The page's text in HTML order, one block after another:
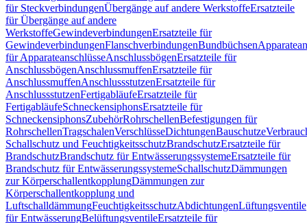
für SteckverbindungenÜbergänge auf andere WerkstoffeErsatzteile
für Übergänge auf andere
WerkstoffeGewindeverbindungenErsatzteile für
GewindeverbindungenFlanschverbindungenBundbüchsen
für ApparateanschlüsseAnschlussbögenErsatzteile für
AnschlussbögenAnschlussmuffenErsatzteile für
AnschlussmuffenAnschlussstutzenErsatzteile für
AnschlussstutzenFertigabläufeErsatzteile für
FertigabläufeSchneckensiphonsErsatzteile für
SchneckensiphonsZubehörRohrschellenBefestigungen für
RohrschellenTragschalenVerschlüsseDichtungenBauschutze
Schallschutz und FeuchtigkeitsschutzBrandschutzErsatzteile für
BrandschutzBrandschutz für EntwässerungssystemeErsatzteile für
Brandschutz für EntwässerungssystemeSchallschutzDämmungen
zur KörperschallentkopplungDämmungen zur
Körperschallentkopplung und
LuftschalldämmungFeuchtigkeitsschutzAbdichtungenLüftungsventile
für EntwässerungBelüftungsventileErsatzteile für